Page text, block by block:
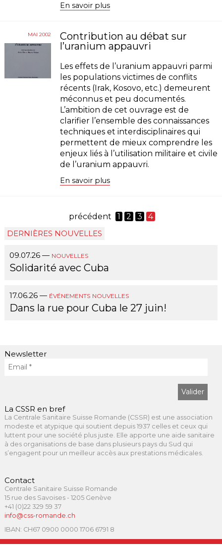
En savoir plus
MAI 2002
Contribution au débat sur
l’uranium appauvri
Les effets de l’uranium appauvri parmi
les populations victimes de conflits
récents (Irak, Kosovo, etc.) demeurent
méconnus et peu documentés.
L’ambition de cet ouvrage est de
clarifier l’ensemble des connaissances
techniques et interdisciplinaires qui
permettent de mieux comprendre les
enjeux liés à l’utilisation militaire et civile
de l’uranium appauvri.
En savoir plus
précédent 1 2 3
4
DERNIÈRES NOUVELLES
09.07.26 — NOUVELLES
Solidarité avec Cuba
17.06.26 — ÉVÉNEMENTS NOUVELLES
Dans la rue pour Cuba le 27 juin!
Newsletter
La CSSR en bref
La Centrale Sanitaire Suisse Romande (CSSR) est une association
modeste et atypique qui soutient depuis 1937 celles et ceux qui
luttent pour une société plus juste. Elle apporte une aide sanitaire
à des organisations de base dans plusieurs pays du Sud qui
s’engagent pour un meilleur accès aux prestations médicales.
Contact
Centrale Sanitaire Suisse Romande
15 rue des Savoises - 1205 Genève
+41 (0)22 329 59 37
info@css-romande.ch
IBAN: CH67 0900 0000 1706 6791 8